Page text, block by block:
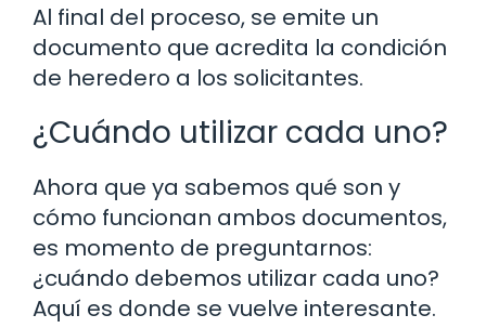
Al final del proceso, se emite un
documento que acredita la condición
de heredero a los solicitantes.
¿Cuándo utilizar cada uno?
Ahora que ya sabemos qué son y
cómo funcionan ambos documentos,
es momento de preguntarnos:
¿cuándo debemos utilizar cada uno?
Aquí es donde se vuelve interesante.